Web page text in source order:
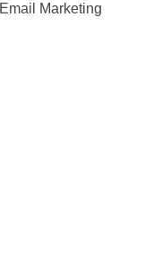
Email Marketing